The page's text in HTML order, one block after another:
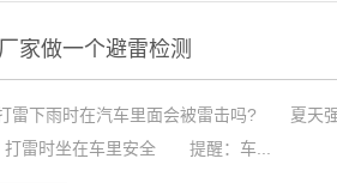
家做一个避雷检测
雷下雨时在汽车里面会被雷击吗? 夏天
雷时坐在车里安全 提醒：车...